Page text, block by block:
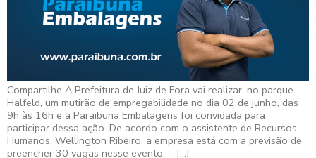
Compartilhe A Prefeitura de Juiz de Fora vai realizar, no parque
Halfeld, um mutirão de empregabilidade no dia 02 de junho, das
9h às 16h e a Paraibuna Embalagens foi convidada para
participar dessa ação. De acordo com o assistente de Recursos
Humanos, Wellington Ribeiro, a empresa está com a previsão de
preencher 30 vagas nesse evento. […]